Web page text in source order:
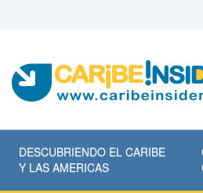
DESCUBRIENDO EL CARIBE
Y LAS AMERICAS